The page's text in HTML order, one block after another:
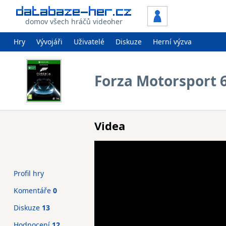
domov všech hráčů videoher
Hry Vývojáři Uživatelé Diskuze Herní výzva
Forza Motorsport
Videa
Profil hry
Komentáře 0
Diskuze 13